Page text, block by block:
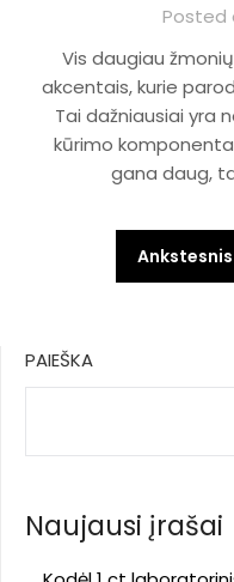
Posted
Vis daugiau
akcentais, kurie
Tai dažniausiai yra
kūrimo
gana daug,
puslapiavimas
Ankstesnis
PAIEŠKA
Naujausi įrašai